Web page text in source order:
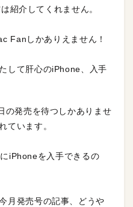
紹介してくれません。
Fanしかありえません！
して肝心のiPhone、入手
の発売を待つしかありませ
ています。
iPhoneを入手できるの
月発売号の記事、どうや